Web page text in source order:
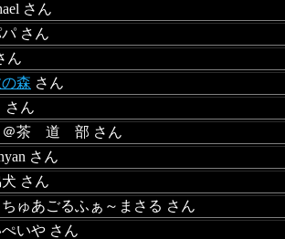
さん
さん
ん
森 さん
さん
＠茶 道 部 さん
さん
さん
ゅあごるふぁ～まさる さん
いや さん